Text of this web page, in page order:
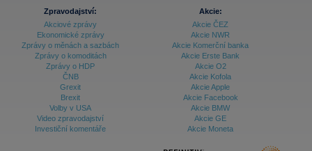
Zpravodajství:
Akciové zprávy
Ekonomické zprávy
Zprávy o měnách a sazbách
Zprávy o komoditách
Zprávy o HDP
ČNB
Grexit
Brexit
Volby v USA
Video zpravodajství
Investiční komentáře
Akcie:
Akcie ČEZ
Akcie NWR
Akcie Komerční banka
Akcie Erste Bank
Akcie O2
Akcie Kofola
Akcie Apple
Akcie Facebook
Akcie BMW
Akcie GE
Akcie Moneta